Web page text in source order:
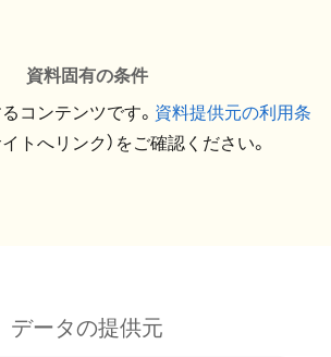
資料固有の条件
コンテンツです。 資料提供元の利用条
イトへリンク）をご確認ください。
データの提供元